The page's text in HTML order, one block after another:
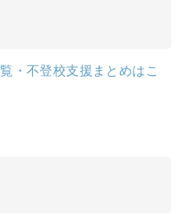
・不登校支援まとめはこ